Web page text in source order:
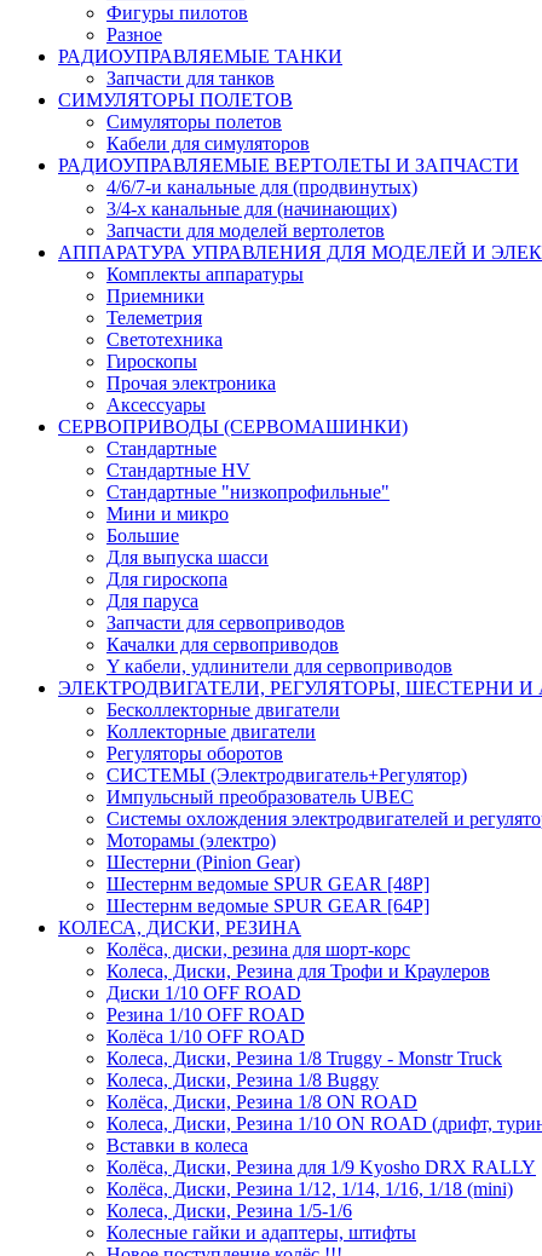
Фигуры пилотов
Разное
РАДИОУПРАВЛЯЕМЫЕ ТАНКИ
Запчасти для танков
СИМУЛЯТОРЫ ПОЛЕТОВ
Симуляторы полетов
Кабели для симуляторов
РАДИОУПРАВЛЯЕМЫЕ ВЕРТОЛЕТЫ И ЗАПЧАСТИ
4/6/7-и канальные для (продвинутых)
3/4-х канальные для (начинающих)
Запчасти для моделей вертолетов
АППАРАТУРА УПРАВЛЕНИЯ ДЛЯ МОДЕЛЕЙ И
Комплекты аппаратуры
Приемники
Телеметрия
Светотехника
Гироскопы
Прочая электроника
Аксессуары
СЕРВОПРИВОДЫ (СЕРВОМАШИНКИ)
Стандартные
Стандартные HV
Стандартные "низкопрофильные"
Мини и микро
Большие
Для выпуска шасси
Для гироскопа
Для паруса
Запчасти для сервоприводов
Качалки для сервоприводов
Y кабели, удлинители для сервоприводов
ЭЛЕКТРОДВИГАТЕЛИ, РЕГУЛЯТОРЫ, ШЕСТЕРНИ
Бесколлекторные двигатели
Коллекторные двигатели
Регуляторы оборотов
СИСТЕМЫ (Электродвигатель+Регулятор)
Импульсный преобразователь UBEC
Системы охлождения электродвигателей и
Моторамы (электро)
Шестерни (Pinion Gear)
Шестернм ведомые SPUR GEAR [48P]
Шестернм ведомые SPUR GEAR [64P]
КОЛЕСА, ДИСКИ, РЕЗИНА
Колёса, диски, резина для шорт-корс
Колеса, Диски, Резина для Трофи и Краулеров
Диски 1/10 OFF ROAD
Резина 1/10 OFF ROAD
Колёса 1/10 OFF ROAD
Колеса, Диски, Резина 1/8 Truggy - Monstr Truck
Колеса, Диски, Резина 1/8 Buggy
Колёса, Диски, Резина 1/8 ON ROAD
Колеса, Диски, Резина 1/10 ON ROAD (дрифт,
Вставки в колеса
Колёса, Диски, Резина для 1/9 Kyosho DRX RALLY
Колёса, Диски, Резина 1/12, 1/14, 1/16, 1/18 (mini)
Колеса, Диски, Резина 1/5-1/6
Колесные гайки и адаптеры, штифты